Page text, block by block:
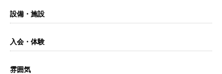
設備・施設
入会・体験
雰囲気